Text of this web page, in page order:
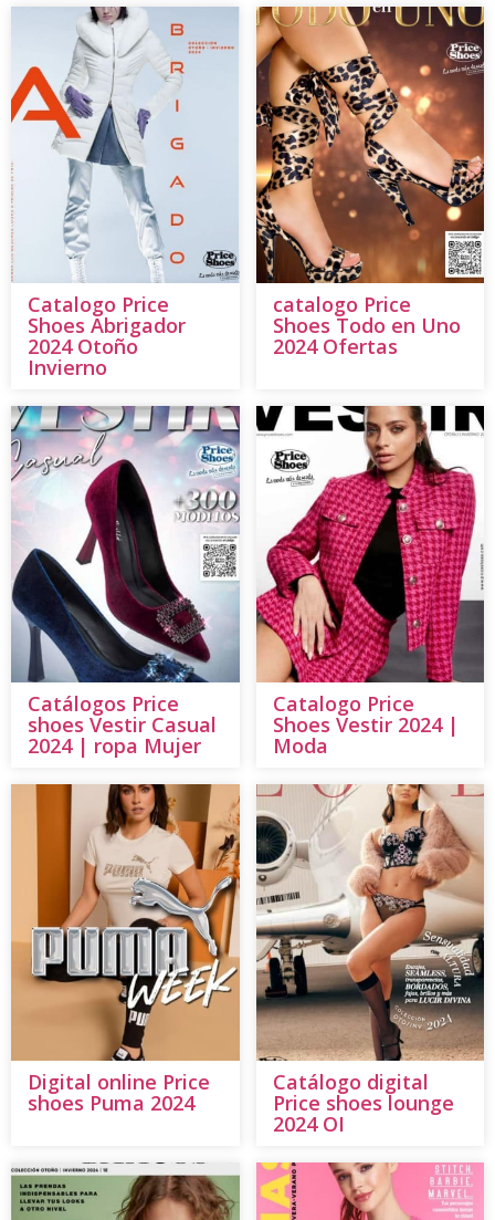
Catalogo Price
Shoes Abrigador
2024 Otoño
Invierno
catalogo Price
Shoes Todo en Uno
2024 Ofertas
Catálogos Price
shoes Vestir Casual
2024 | ropa Mujer
Catalogo Price
Shoes Vestir 2024 |
Moda
Digital online Price
shoes Puma 2024
Catálogo digital
Price shoes lounge
2024 OI